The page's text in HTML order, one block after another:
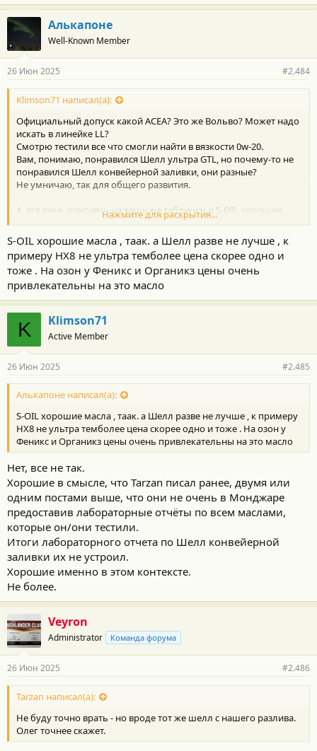
Алькапоне
Well-Known Member
26 Июн 2025 #2.484
Klimson71 написал(а):
Официальный допуск какой АСЕА? Это же Вольво? Может надо
искать в линейке LL?
Смотрю тестили все что смогли найти в вязкости 0w-20.
Вам, понимаю, понравился Шелл ультра GTL, но почему-то не
понравился Шелл конвейерной заливки, они разные?
Не умничаю, так для общего развития.
А, все таки, опираясь на вашу же табличку, у S-OIL хорошие
масла, а в своей ценовой категории отличные, базовое масло у
них крепкое.
По какой то причине в анализе есть бензин, поэтому-то,
возможно, масло понесло.
Не продавец этого товара, чисто объективно.
Нажмите для раскрытия...
S-ОIL хорошие масла , таак. а Шелл разве не лучше , к
примеру НХ8 не ультра темболее цена скорее одно и
тоже . На озон у Феникс и Органикз цены очень
привлекательны на это масло
K Klimson71
Active Member
26 Июн 2025 #2.485
Алькапоне написал(а):
S-ОIL хорошие масла , таак. а Шелл разве не лучше , к примеру
НХ8 не ультра темболее цена скорее одно и тоже . На озон у
Феникс и Органикз цены очень привлекательны на это масло
Нет, все не так.
Хорошие в смысле, что Tarzan писал ранее, двумя или
одним постами выше, что они не очень в Монджаре
предоставив лабораторные отчёты по всем маслами,
которые он/они тестили.
Итоги лабораторного отчета по Шелл конвейерной
заливки их не устроил.
Хорошие именно в этом контексте.
Не более.
Veyron
Administrator Команда форума
26 Июн 2025 #2.486
Tarzan написал(а):
Не буду точно врать - но вроде тот же шелл с нашего разлива.
Олег точнее скажет.